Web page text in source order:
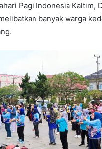
Pagi Indonesia Kaltim,
banyak warga